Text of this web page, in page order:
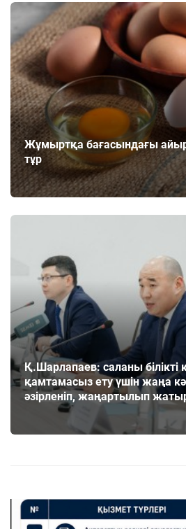
Жұмыртқа бағасындағы
тұр
Қ.Шарлапаев: саланы білікті
қамтамасыз ету үшін жаңа
әзірленіп, жаңартылып